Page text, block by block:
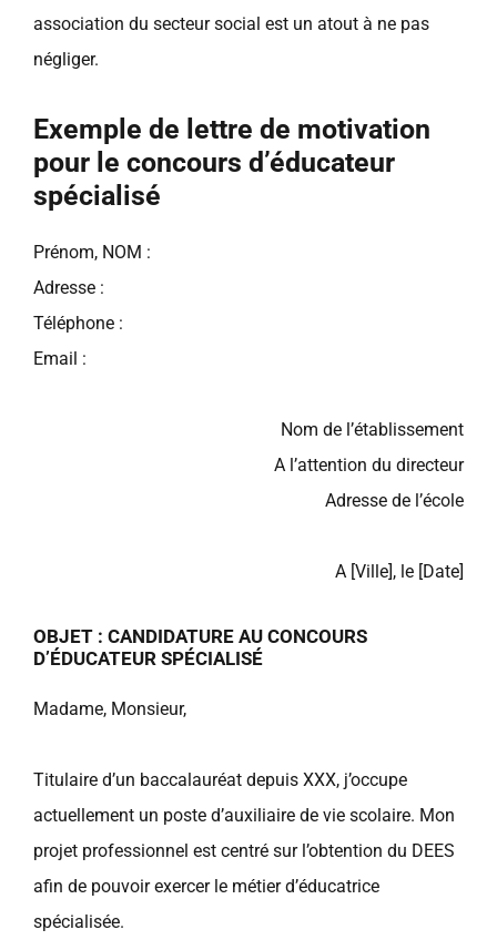
association du secteur social est un atout à ne pas
négliger.
Exemple de lettre de motivation
pour le concours d’éducateur
spécialisé
Prénom, NOM :
Adresse :
Téléphone :
Email :
Nom de l’établissement
A l’attention du directeur
Adresse de l’école
A [Ville], le [Date]
OBJET : CANDIDATURE AU CONCOURS
D’ÉDUCATEUR SPÉCIALISÉ
Madame, Monsieur,
Titulaire d’un baccalauréat depuis XXX, j’occupe
actuellement un poste d’auxiliaire de vie scolaire. Mon
projet professionnel est centré sur l’obtention du DEES
afin de pouvoir exercer le métier d’éducatrice
spécialisée.